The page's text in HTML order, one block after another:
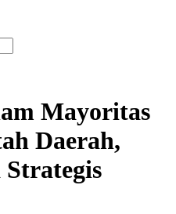
Mayoritas
Daerah,